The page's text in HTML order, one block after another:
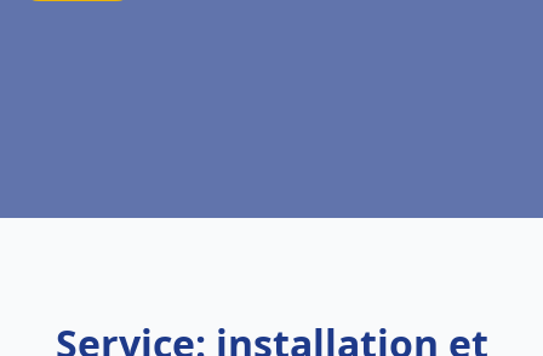
Service: installation et